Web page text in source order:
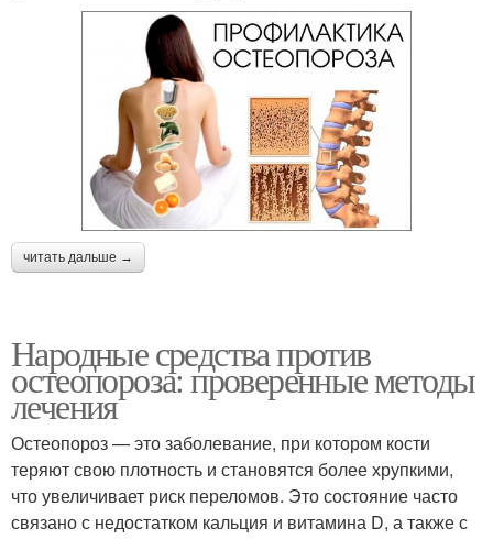
читать дальше →
Народные средства против
остеопороза: проверенные методы
лечения
Остеопороз — это заболевание, при котором кости
теряют свою плотность и становятся более хрупкими,
что увеличивает риск переломов. Это состояние часто
связано с недостатком кальция и витамина D, а также с